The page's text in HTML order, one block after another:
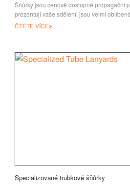
Šňůrky jsou cenově dostupné propagační
prezentují vaše sdělení, jsou velmi
dárky
ČTĚTE VÍCE
Specializované trubkové šňůrky